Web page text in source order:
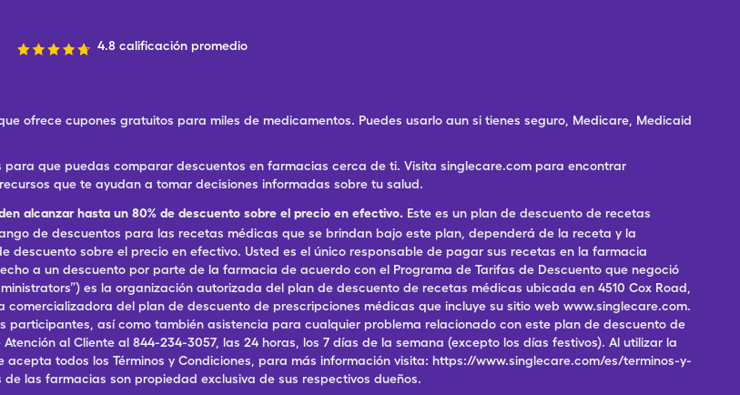
4.8 calificación promedio
ofrece cupones gratuitos para miles de medicamentos. Puedes usarlo aun si tienes seguro, Medicare, Medicaid
que puedas comparar descuentos en farmacias cerca de ti. Visita singlecare.com para encontrar
que te ayudan a tomar decisiones informadas sobre tu salud.
alcanzar hasta un 80% de descuento sobre el precio en efectivo. Este es un plan de descuento de recetas
de descuentos para las recetas médicas que se brindan bajo este plan, dependerá de la receta y la
sobre el precio en efectivo. Usted es el único responsable de pagar sus recetas en la farmacia
a un descuento por parte de la farmacia de acuerdo con el Programa de Tarifas de Descuento que negoció
es la organización autorizada del plan de descuento de recetas médicas ubicada en 4510 Cox Road,
la comercializadora del plan de descuento de prescripciones médicas que incluye su sitio web www.singlecare.com.
así como también asistencia para cualquier problema relacionado con este plan de descuento de
al Cliente al 844-234-3057, las 24 horas, los 7 días de la semana (excepto los días festivos). Al utilizar la
todos los Términos y Condiciones, para más información visita: https://www.singlecare.com/es/terminos-y-
las farmacias son propiedad exclusiva de sus respectivos dueños.